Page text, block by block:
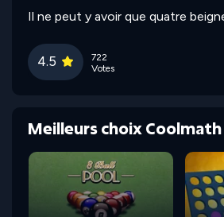
Il ne peut y avoir que quatre
4.5
722
Votes
Meilleurs choix Coolmath